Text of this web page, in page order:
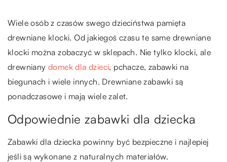
Wiele osób z czasów swego dzieciństwa pamięta
drewniane klocki. Od jakiegoś czasu te same drewniane
klocki można zobaczyć w sklepach. Nie tylko klocki, ale
drewnianydomek dla dzieci, pchacze, zabawki na
biegunach i wiele innych. Drewniane zabawki są
ponadczasowe i mają wiele zalet.
Odpowiednie zabawki dla dziecka
Zabawki dla dziecka powinny być bezpieczne i najlepiej
jeśli są wykonane z naturalnych materiałów.